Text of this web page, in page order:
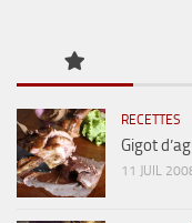
RECETTES
Gigot
11 JUIL